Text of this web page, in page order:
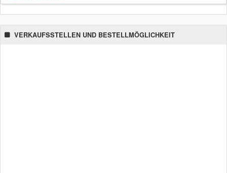
VERKAUFSSTELLEN UND BESTELLMÖGLICHKEIT